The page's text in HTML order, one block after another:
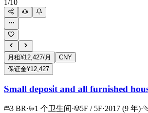
1/10
月租¥12,427/月
CNY
保证金¥12,427
Small deposit and all furnished
3 BR· 1 个卫生间· 5F / 5F·2017 (9 年)·